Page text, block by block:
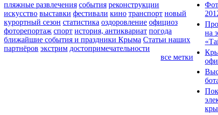
пляжные развлечения события реконструкции
искусство выставки фестивали кино транспорт новый
курортный сезон статистика оздоровление официоз
фоторепортаж спорт история, антиквариат погода
ближайшие события и праздники Крыма Статьи наших
партнёров экстрим достопримечательности
все метки
на